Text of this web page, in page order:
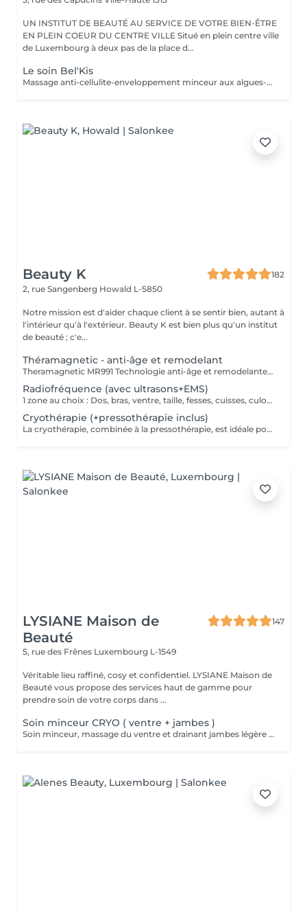
UN INSTITUT DE BEAUTÉ AU SERVICE DE VOTRE BIEN-ÊTRE
EN PLEIN COEUR DU CENTRE VILLE Situé en plein centre ville
de Luxembourg à deux pas de la place d...
Le soin Bel'Kis
Massage anti-cellulite-enveloppement minceur aux algues-application de gel cryogène. La légende désigne Belkis (la reine de Saba) d'allure souple et élégante, comme l'un des symboles de la beauté. Le soin Belkis est un soin spécifique minceur complet : amincissant-raffermissant-drainant, à base d'huiles essentielles de citron et cyprès, caféine et algues laminaires. Soin très puissant car au maximum de concentration des huiles essentielles autorisés.
Beauty K
182
2, rue Sangenberg Howald L-5850
Notre mission est d'aider chaque client à se sentir bien, autant à
l'intérieur qu'à l'extérieur. Beauty K est bien plus qu'un institut
de beauté ; c'e...
Théramagnetic - anti-âge et remodelant
Theramagnetic MR991 Technologie anti-âge et remodelante pour le corps et le visage Le Theramagnetic est un soin non-invasif alliant endomassage mécanique et champs magnétiques pulsés à résonance stochastique (CMPS). Cette technologie brevetée, D.E.S., stimule intensément la régénération cellulaire, améliore la circulation sanguine et lymphatique, et restaure visiblement l'élasticité de la peau. Endomassage Mécanique (MRM) : grâce à deux rouleaux motorisés et une aspiration douce, il reproduit un massage profond qui déstocke les graisses, raffermit les tissus et favorise un drainage naturel. Champs magnétiques pulsés (CMPS) : ils envoient des micro-courants qui relancent l'activité cellulaire, améliorent l'oxygénation, éliminent les toxines et boostent la production de collagène et d'élastine. Résultat : une peau plus lisse, plus lumineuse, dès les premières séances. Des résultats mesurables dès la 1ère séance : Jusqu'à -9,7 cm de tour de taille* +52,65 % d'activité des fibroblastes (cellules de régénération) Visage & Corps : le Theramagnetic s'adapte aux différentes zones, y compris le visage et le cou, pour un effet liftant et anti-âge immédiat. Recommandation : une cure de 7 séances, à raison de 1 à 2 séances par semaine, pour des résultats durables et visibles (raffermissement, réduction des rides, amélioration de la silhouette, drainage).
Radiofréquence (avec ultrasons+EMS)
1 zone au choix : Dos, bras, ventre, taille, fesses, cuisses, culotte de cheval, etc. La technologie ondes électromagnétiques par radiofréquence provoque la rotation des molécules d'eau et génère le réchauffement des tissus cutanés et sous-cutanés. Cette chaleur a pour effet de stimuler le métabolisme, provoquant un ensemble de réactions qui accélère le processus d'élimination des graisses tenaces.
Cryothérapie (+pressothérapie inclus)
La cryothérapie, combinée à la pressothérapie, est idéale pour traiter la cellulite, les douleurs et inflammations. Ce soin par le froid favorise la récupération physique, améliore la circulation et raffermit la peau. En plus de tonifier les tissus et éliminer les capitons, la cryothérapie procure un moment de relaxation grâce à la production d'endorphines stimulée par le froid.
LYSIANE Maison de
Beauté
147
5, rue des Frênes Luxembourg L-1549
Véritable lieu raffiné, cosy et confidentiel. LYSIANE Maison de
Beauté vous propose des services haut de gamme pour
prendre soin de votre corps dans ...
Soin minceur CRYO ( ventre + jambes )
Soin minceur, massage du ventre et drainant jambes légère associé a un enveloppement bandes / liquide CRYO pour un effet raffermissant +++